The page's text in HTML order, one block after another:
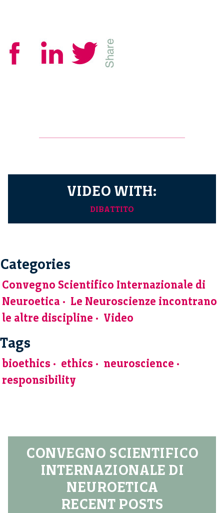
VIDEO WITH:
DIBATTITO
Categories
Convegno Scientifico Internazionale di
Neuroetica
Le Neuroscienze incontrano
le altre discipline
Video
Tags
bioethics ethics
neuroscience
responsibility
CONVEGNO SCIENTIFICO
INTERNAZIONALE DI
NEUROETICA
RECENT POSTS